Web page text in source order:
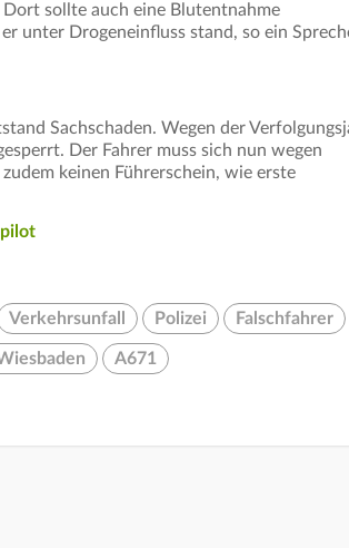
sollte auch eine Blutentnahme
unter Drogeneinfluss stand, so ein
Sachschaden. Wegen der
Der Fahrer muss sich nun wegen
keinen Führerschein, wie erste
Verkehrsunfall Polizei Falschfahrer
A671